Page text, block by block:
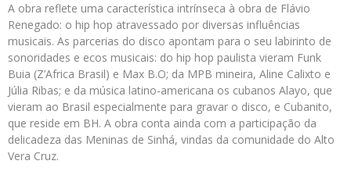
A obra reflete uma característica intrínseca à obra de Flávio
Renegado: o hip hop atravessado por diversas influências
musicais. As parcerias do disco apontam para o seu labirinto de
sonoridades e ecos musicais: do hip hop paulista vieram Funk
Buia (Z’Africa Brasil) e Max B.O; da MPB mineira, Aline Calixto e
Júlia Ribas; e da música latino-americana os cubanos Alayo, que
vieram ao Brasil especialmente para gravar o disco, e Cubanito,
que reside em BH. A obra conta ainda com a participação da
delicadeza das Meninas de Sinhá, vindas da comunidade do Alto
Vera Cruz.